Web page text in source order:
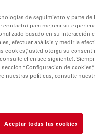
3 (montura C)
la parte central
de seguimiento y parte de
para mejorar su
basado en su interacción
efectuar análisis y medir la
cookies”, usted otorga su
el enlace siguiente).
“Configuración de
nuestras políticas, consulte
Aceptar todas las cookies